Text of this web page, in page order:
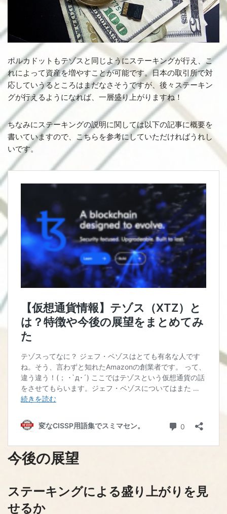
ポルカドットもテゾスと同じようにステーキングが行え、こ
れによって資産を増やすことが可能です。日本の取引所で対
応していうるところはまだなさそうですが、後々ステーキン
グが行えるようになれば、一層盛り上がりますね！
ちなみにステーキングの説明に関しては以下の記事に概要を
書いていますので、こちらを参考にしていただければうれし
いです。
今後の展望
ステーキングによる盛り上がりを見
せるか